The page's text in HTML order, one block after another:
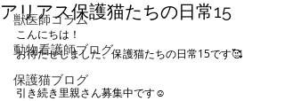
獣医師コラム
動物看護師ブログ
保護猫ブログ
アリアス保護猫たちの日常15
こんにちは！
お待たせしました、保護猫たちの日常15です🥰
引き続き里親さん募集中です☺️